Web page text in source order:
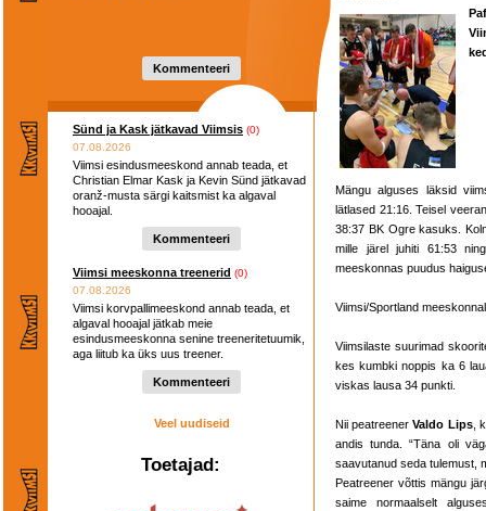
Kommenteeri
Sünd ja Kask jätkavad Viimsis (0)
07.08.2026
Viimsi esindusmeeskond annab teada, et
Christian Elmar Kask ja Kevin Sünd jätkavad
oranž-musta särgi kaitsmist ka algaval
hooajal.
Kommenteeri
Viimsi meeskonna treenerid (0)
07.08.2026
Viimsi korvpallimeeskond annab teada, et
algaval hooajal jätkab meie
esindusmeeskonna senine treeneritetuumik,
aga liitub ka üks uus treener.
Kommenteeri
Veel uudiseid
Toetajad:
Mängu alguses läksid
lätlased 21:16. Teisel
38:37 BK Ogre kasuks.
mille järel juhiti 61:53
meeskonnas puudus
Viimsi/Sportland
Viimsilaste suurimad
kes kumbki noppis ka 6
viskas lausa 34 punkti.
Nii peatreenerValdo Lips,
andis tunda. “Täna oli
saavutanud seda tulemust,
Peatreener võttis mängu
saime normaalselt